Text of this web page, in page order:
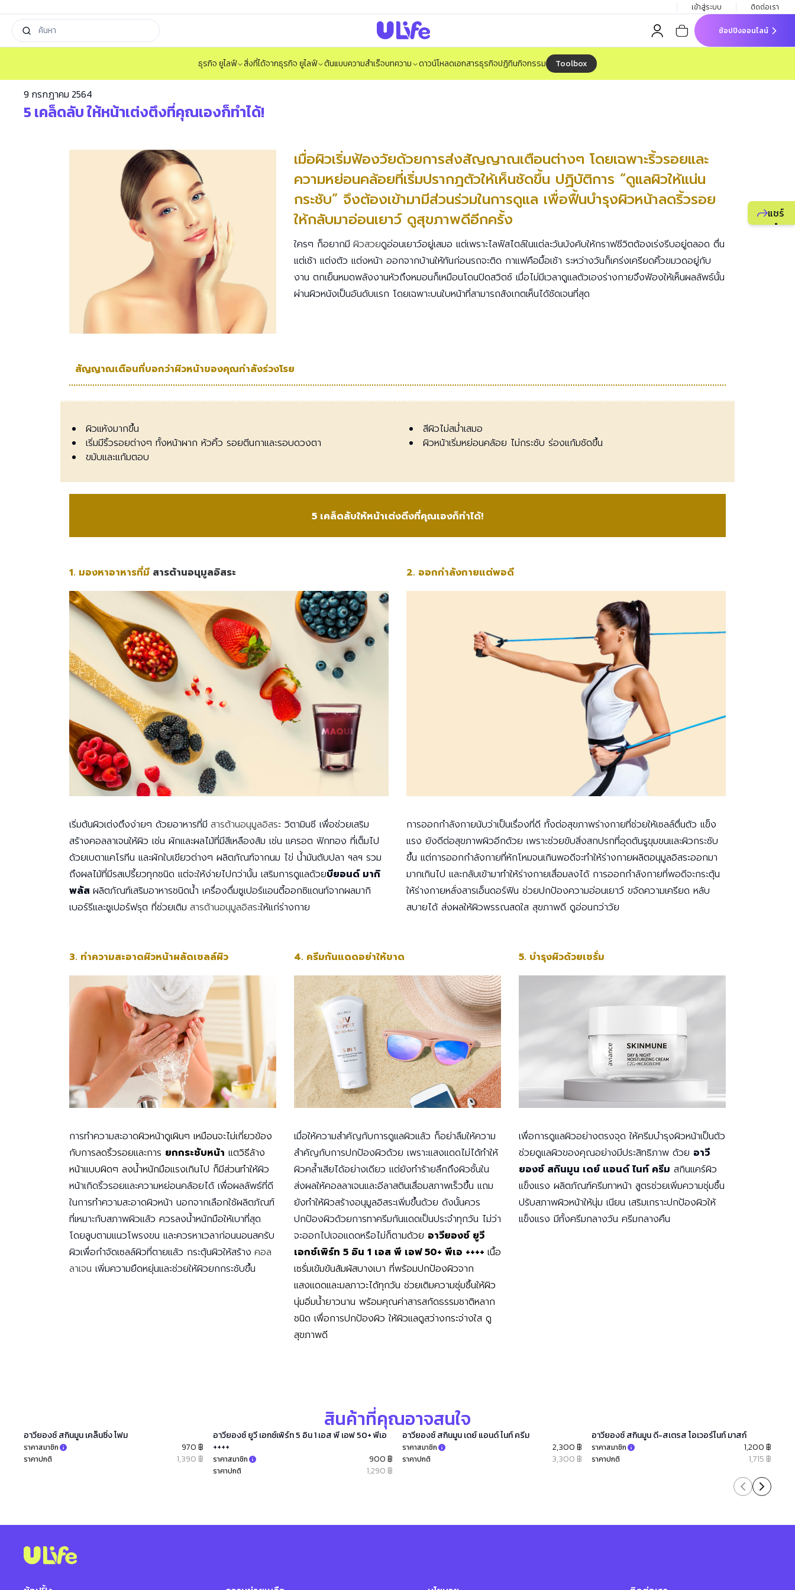
แชร์
แนะนำ
เข้าสู่ระบบ ติดต่อเรา
ช้อปปิงออนไลน์
ธุรกิจ ยูไลฟ์ สิ่งที่ได้จากธุรกิจ ยูไลฟ์ ต้นแบบความสำเร็จบทความ ดาวน์โหลดเอกสารธุรกิจปฏิทินกิจกรรม Toolbox
9 กรกฎาคม 2564
5 เคล็ดลับ ให้หน้าเต่งตึงที่คุณเองก็ทำได้!
เมื่อผิวเริ่มฟ้องวัยด้วยการส่งสัญญาณเตือนต่างๆ โดยเฉพาะริ้วรอยและ
ความหย่อนคล้อยที่เริ่มปรากฎตัวให้เห็นชัดขึ้น ปฏิบัติการ “ดูแลผิวให้แน่น
กระชับ” จึงต้องเข้ามามีส่วนร่วมในการดูแล เพื่อฟื้นบำรุงผิวหน้าลดริ้วรอย
ให้กลับมาอ่อนเยาว์ ดูสุขภาพดีอีกครั้ง
ใครๆ ก็อยากมี ผิวสวยดูอ่อนเยาว์อยู่เสมอ แต่เพราะไลฟ์สไตล์ในแต่ละวันบังคับให้กราฟชีวิตต้องเร่งรีบอยู่ตลอด ตื่น
แต่เช้า แต่งตัว แต่งหน้า ออกจากบ้านให้ทันก่อนรถจะติด กาแฟคือมื้อเช้า ระหว่างวันก็เคร่งเครียดคิ้วขมวดอยู่กับ
งาน ตกเย็นหมดพลังงานหัวถึงหมอนก็เหมือนโดนปิดสวิตซ์ เมื่อไม่มีเวลาดูแลตัวเองร่างกายจึงฟ้องให้เห็นผลลัพธ์นั้น
ผ่านผิวหนังเป็นอันดับแรก โดยเฉพาะบนใบหน้าที่สามารถสังเกตเห็นได้ชัดเจนที่สุด
สัญญาณเตือนที่บอกว่าผิวหน้าของคุณกำลังร่วงโรย
ผิวแห้งมากขึ้น
เริ่มมีริ้วรอยต่างๆ ทั้งหน้าผาก หัวคิ้ว รอยตีนกาและรอบดวงตา
ขมับและแก้มตอบ
สีผิวไม่สม่ำเสมอ
ผิวหน้าเริ่มหย่อนคล้อย ไม่กระชับ ร่องแก้มชัดขึ้น
5 เคล็ดลับให้หน้าเต่งตึงที่คุณเองก็ทำได้!
1. มองหาอาหารที่มี สารต้านอนุมูลอิสระ
เริ่มต้นผิวเต่งตึงง่ายๆ ด้วยอาหารที่มี สารต้านอนุมูลอิสระ วิตามินซี เพื่อช่วยเสริม
สร้างคอลลาเจนให้ผิว เช่น ผักและผลไม้ที่มีสีเหลืองส้ม เช่น แครอต ฟักทอง ที่เต็มไป
ด้วยเบตาแคโรทีน และผักใบเขียวต่างๆ ผลิตภัณฑ์จากนม ไข่ น้ำมันตับปลา ฯลฯ รวม
ถึงผลไม้ที่มีรสเปรี้ยวทุกชนิด แต่จะให้ง่ายไปกว่านั้น เสริมการดูแลด้วยบียอนด์ มากิ
พลัส ผลิตภัณฑ์เสริมอาหารชนิดน้ำ เครื่องดื่มซูเปอร์แอนตี้ออกซิแดนท์จากผลมากิ
เบอร์รีและซูเปอร์ฟรุต ที่ช่วยเติม สารต้านอนุมูลอิสระให้แก่ร่างกาย
2. ออกกำลังกายแต่พอดี
การออกกำลังกายนับว่าเป็นเรื่องที่ดี ทั้งต่อสุขภาพร่างกายที่ช่วยให้เซลล์ตื่นตัว แข็ง
แรง ยังดีต่อสุขภาพผิวอีกด้วย เพราะช่วยขับสิ่งสกปรกที่อุดตันรูขุมขนและผิวกระชับ
ขึ้น แต่การออกกำลังกายที่หักโหมจนเกินพอดีจะทำให้ร่างกายผลิตอนุมูลอิสระออกมา
มากเกินไป และกลับเข้ามาทำให้ร่างกายเสื่อมลงได้ การออกกำลังกายที่พอดีจะกระตุ้น
ให้ร่างกายหลั่งสารเอ็นดอร์ฟิน ช่วยปกป้องความอ่อนเยาว์ ขจัดความเครียด หลับ
สบายได้ ส่งผลให้ผิวพรรณสดใส สุขภาพดี ดูอ่อนกว่าวัย
3. ทำความสะอาดผิวหน้าผลัดเซลล์ผิว
การทำความสะอาดผิวหน้าดูเผินๆ เหมือนจะไม่เกี่ยวข้อง
กับการลดริ้วรอยและการ ยกกระชับหน้า แตวิธีล้าง
หน้าแบบผิดๆ ลงน้ำหนักมือแรงเกินไป ก็มีส่วนทำให้ผิว
หน้าเกิดริ้วรอยและความหย่อนคล้อยได้ เพื่อผลลัพธ์ที่ดี
ในการทำความสะอาดผิวหน้า นอกจากเลือกใช้ผลิตภัณฑ์
ที่เหมาะกับสภาพผิวแล้ว ควรลงน้ำหนักมือให้เบาที่สุด
โดยลูบตามแนวโพรงขน และควรหาเวลาก่อนนอนสครับ
ผิวเพื่อกำจัดเซลล์ผิวที่ตายแล้ว กระตุ้นผิวให้สร้าง คอล
ลาเจน เพิ่มความยืดหยุ่นและช่วยให้ผิวยกกระชับขึ้น
4. ครีมกันแดดอย่าให้ขาด
เมื่อให้ความสำคัญกับการดูแลผิวแล้ว ก็อย่าลืมให้ความ
สำคัญกับการปกป้องผิวด้วย เพราะแสงแดดไม่ได้ทำให้
ผิวคล้ำเสียได้อย่างเดียว แต่ยังทำร้ายลึกถึงผิวชั้นใน
ส่งผลให้คอลลาเจนและอีลาสตินเสื่อมสภาพเร็วขึ้น แถม
ยังทำให้ผิวสร้างอนุมูลอิสระเพิ่มขึ้นด้วย ดังนั้นควร
ปกป้องผิวด้วยการทาครีมกันแดดเป็นประจำทุกวัน ไม่ว่า
จะออกไปเจอแดดหรือไม่ก็ตามด้วย อาวียองซ์ ยูวี
เอกซ์เพิร์ท 5 อิน 1 เอส พี เอฟ 50+ พีเอ ++++ เนื้อ
เซรั่มเข้มข้นสัมผัสบางเบา ที่พร้อมปกป้องผิวจาก
แสงแดดและมลภาวะได้ทุกวัน ช่วยเติมความชุ่มชื้นให้ผิว
นุ่มอิ่มน้ำยาวนาน พร้อมคุณค่าสารสกัดธรรมชาติหลาก
ชนิด เพื่อการปกป้องผิว ให้ผิวแลดูสว่างกระจ่างใส ดู
สุขภาพดี
5. บำรุงผิวด้วยเซรั่ม
เพื่อการดูแลผิวอย่างตรงจุด ให้ครีมบำรุงผิวหน้าเป็นตัว
ช่วยดูแลผิวของคุณอย่างมีประสิทธิภาพ ด้วย อาวี
ยองซ์ สกินมูน เดย์ แอนด์ ไนท์ ครีม สกินแคร์ผิว
แข็งแรง ผลิตภัณฑ์ครีมทาหน้า สูตรช่วยเพิ่มความชุ่มชื้น
ปรับสภาพผิวหน้าให้นุ่ม เนียน เสริมเกราะปกป้องผิวให้
แข็งแรง มีทั้งครีมกลางวัน ครีมกลางคืน
สินค้าที่คุณอาจสนใจ
อาวียองซ์ สกินมูน เคล็นซิ่ง โฟม
ราคาสมาชิก 970 ฿
ราคาปกติ 1,390 ฿
อาวียองซ์ ยูวี เอกซ์เพิร์ท 5 อิน 1 เอส พี เอฟ 50+ พีเอ
++++
ราคาสมาชิก 900 ฿
ราคาปกติ 1,290 ฿
อาวียองซ์ สกินมูน เดย์ แอนด์ ไนท์ ครีม
ราคาสมาชิก 2,300 ฿
ราคาปกติ 3,300 ฿
อาวียองซ์ สกินมูน ดี-สเตรส โอเวอร์ไนท์ มาสก์
ราคาสมาชิก 1,200 ฿
ราคาปกติ 1,715 ฿